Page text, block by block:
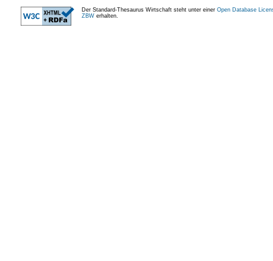
Der Standard-Thesaurus Wirtschaft steht unter einer Open Database
ZBW erhalten.